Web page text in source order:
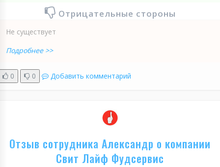
Отрицательные стороны
Не существует
Подробнее >>
0 0 Добавить комментарий
Отзыв сотрудника Александр о компании
Свит Лайф Фудсервис